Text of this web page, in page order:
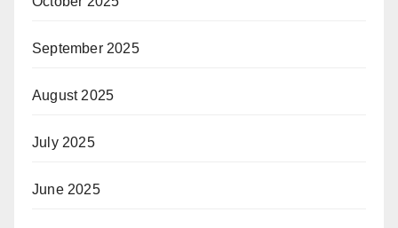
September 2025
August 2025
July 2025
June 2025